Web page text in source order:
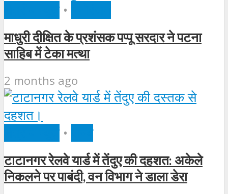
•
माधुरी दीक्षित के प्रशंसक पप्पू सरदार ने पटना
साहिब में टेका मत्था
2 months ago
•
टाटानगर रेलवे यार्ड में तेंदुए की दहशत: अकेले
निकलने पर पाबंदी, वन विभाग ने डाला डेरा